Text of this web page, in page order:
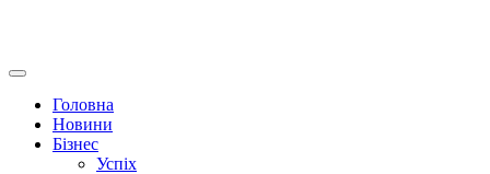
Головна
Новини
Бізнес
Успіх